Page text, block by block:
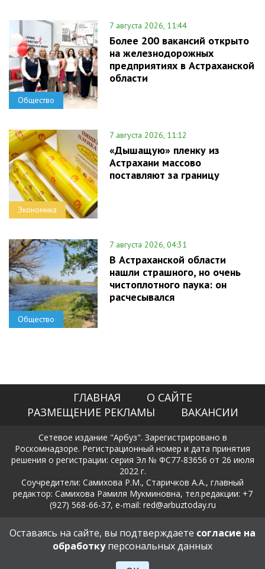
Общество
7 августа 2026, 11:44
Более 200 вакансий открыто
на железнодорожных
предприятиях в Астраханской
области
Экономика
7 августа 2026, 11:12
«Дышащую» пленку из
Астрахани массово
поставляют за границу
Общество
7 августа 2026, 04:31
В Астраханской области
нашли страшного, но очень
чистоплотного паука: он
расчесывался
ГЛАВНАЯ
О САЙТЕ
РАЗМЕЩЕНИЕ РЕКЛАМЫ
ВАКАНСИИ
Сетевое издание "Арбуз". Зарегистрировано в
Роскомнадзоре. Регистрационный номер и дата принятия
решения о регистрации: серия Эл № ФС77-83656 от 26 июля
2022 г.
Соучредители: Самихова Р.М., Старичков А.А., главный
редактор: Самихова Рамиля Мукминовна, тел.редакции: +7
(927) 568-66-37, e-mail: red@arbuztoday.ru
Политика в отношении обработки и защиты персональных
данных
18+
Оставаясь на сайте, вы подтверждаете согласие на
обработкуперсональных данных